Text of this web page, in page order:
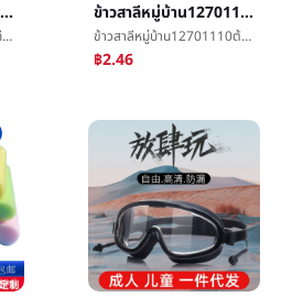
ยางทำจากซิลิคอนจมูกคลิปทีอุดหูกันนำหรือเสียงกันน้ำลื่นว่ายน้ำจมูกคลิปทีอุดหูกันนำหรือเสียงการอบรมอ่อนCozyจมูกคลิปทีอุดหูกันนำหรือเสียงตั้งขายส่ง
ยางทำจากซิลิคอนจมูกคลิปทีอุดหูกันนำหรือเสียงกันน้ำลื่นว่ายน้ำจมูกคลิปทีอุดหูกันนำหรือเสียงการอบรมอ่อนCozyจมูกคลิปทีอุดหูกันนำหรือเสียงตั้งขายส่ง
ข้าวสาลีหมู่บ้าน12701110ต้นคริสต์มาสก้ันเสียงทีอุดหูกันนำหรือเสียงว่ายน้ำกันน้ำทีอุดหูกันนำหรือเสียงต่อต้านสัญญาณรบกวนลดเสียงรบกวนทีอุดหูกันนำหรือเสียง
ข้าวสาลีหมู่บ้าน12701110ต้นคริสต์มาสก้ันเสียงทีอุดหูกันนำหรือเสียงว่ายน้ำกันน้ำทีอุดหูกันนำหรือเสียงต่อต้านสัญญาณรบกวนลดเสียงรบกวนทีอุดหูกันนำหรือเสียง
฿2.46